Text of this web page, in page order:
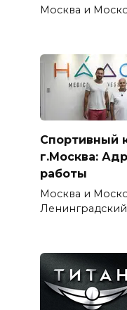
Москва и
Спортивный
г.Москва:
работы
Москва и